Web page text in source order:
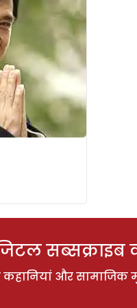
सब्सक्राइब
और सामाजिक